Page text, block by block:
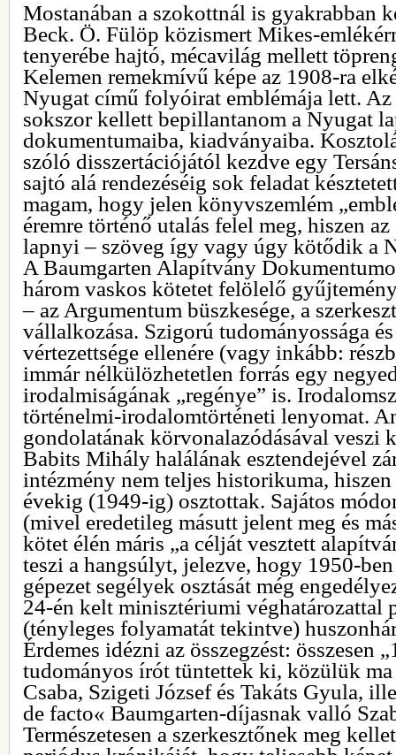
Mostanában a szokottnál is gyakrabban
Beck. Ö. Fülöp közismert Mikes-
tenyerébe hajtó, mécavilág mellett
Kelemen remekmívű képe az 1908-ra
Nyugat című folyóirat emblémája lett.
sokszor kellett bepillantanom a Nyugat
dokumentumaiba, kiadványaiba.
szóló disszertációjától kezdve egy
sajtó alá rendezéséig sok feladat
magam, hogy jelen könyvszemlém
éremre történő utalás felel meg, hiszen
lapnyi – szöveg így vagy úgy kötődik a
A Baumgarten Alapítvány
három vaskos kötetet felölelő
– az Argumentum büszkesége, a
vállalkozása. Szigorú tudományossága
vértezettsége ellenére (vagy inkább:
immár nélkülözhetetlen forrás egy
irodalmiságának „regénye” is.
történelmi-irodalomtörténeti lenyomat.
gondolatának körvonalazódásával veszi
Babits Mihály halálának esztendejével
intézmény nem teljes historikuma,
évekig (1949-ig) osztottak. Sajátos
(mivel eredetileg másutt jelent meg és
kötet élén máris „a célját vesztett
teszi a hangsúlyt, jelezve, hogy 1950-
gépezet segélyek osztását még
24-én kelt minisztériumi véghatározattal
(tényleges folyamatát tekintve)
Érdemes idézni az összegzést: összesen
tudományos írót tüntettek ki, közülük ma
Csaba, Szigeti József és Takáts Gyula,
de facto« Baumgarten-díjasnak valló
Természetesen a szerkesztőnek meg